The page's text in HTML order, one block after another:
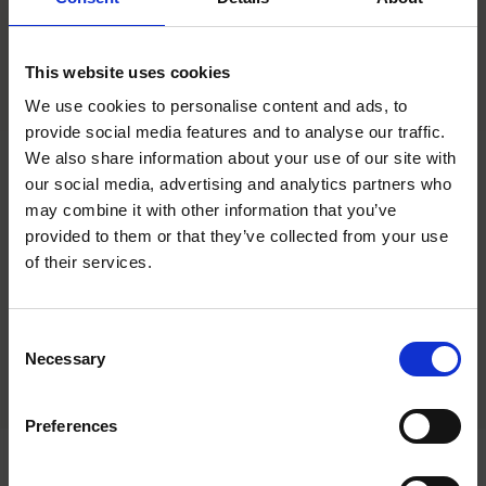
This website uses cookies
We use cookies to personalise content and ads, to
provide social media features and to analyse our traffic.
We also share information about your use of our site with
our social media, advertising and analytics partners who
may combine it with other information that you’ve
provided to them or that they’ve collected from your use
of their services.
Necessary
Preferences
Överdrag till 60cm ståbord
Överdrag till ståbord 60cm:
Förnya och skydda ditt bord
med stil. Enkel att använda
345kr /st365kr /st
Överdrag till 80cm ståbord
Överdrag till ståbord 80cm:
Förnya och skydda ditt bord
425kr /st
Lägg
close
Välkommen till Sydhandel!
Vill du handla som företag eller privatperson?